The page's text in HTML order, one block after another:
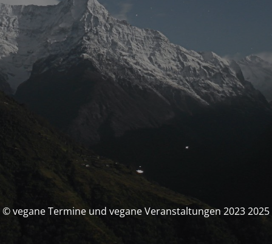
© vegane Termine und vegane Veranstaltungen 2023 2025